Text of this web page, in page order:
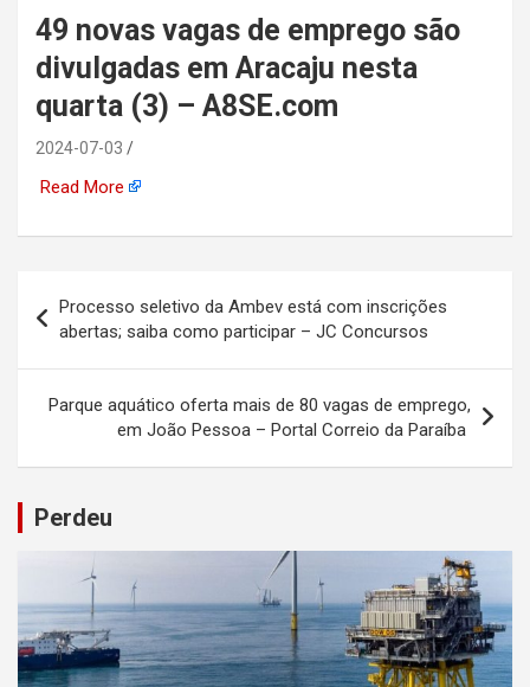
automotiva, mineração,
indústria naval, etc
49 novas vagas de emprego são
divulgadas em Aracaju nesta
quarta (3) – A8SE.com
2024-07-03
Read More
de
Post
Processo seletivo da Ambev está com inscrições
abertas; saiba como participar – JC Concursos
Parque aquático oferta mais de 80 vagas de emprego,
em João Pessoa – Portal Correio da Paraíba
Perdeu